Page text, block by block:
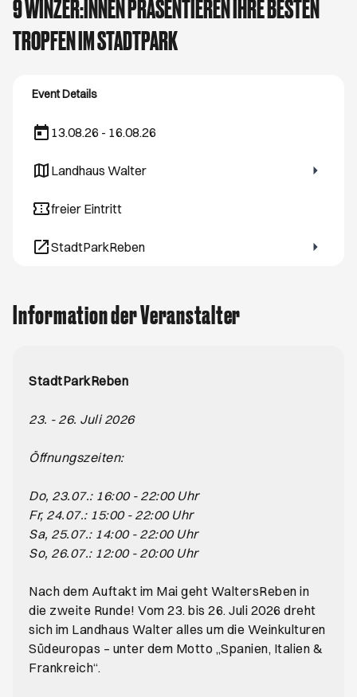
9 WINZER:INNEN PRÄSENTIEREN IHRE BESTEN
TROPFEN IM STADTPARK
Event Details
13.08.26 - 16.08.26
Landhaus Walter
Öffnet ein neues Browser-Tab
freier Eintritt
StadtParkReben
Öffnet ein neues Browser-Tab
Information der Veranstalter
StadtParkReben
23. - 26. Juli 2026
Öffnungszeiten:
Do, 23.07.: 16:00 - 22:00 Uhr
Fr, 24.07.: 15:00 - 22:00 Uhr
Sa, 25.07.: 14:00 - 22:00 Uhr
So, 26.07.: 12:00 - 20:00 Uhr
Nach dem Auftakt im Mai geht WaltersReben in
die zweite Runde! Vom 23. bis 26. Juli 2026 dreht
sich im Landhaus Walter alles um die Weinkulturen
Südeuropas – unter dem Motto „Spanien, Italien &
Frankreich“.